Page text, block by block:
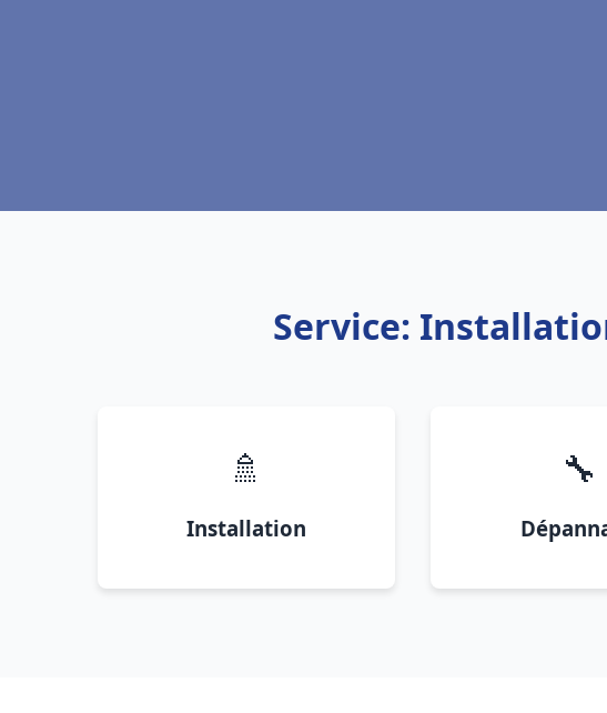
Service:
🚿
Installation
🔧